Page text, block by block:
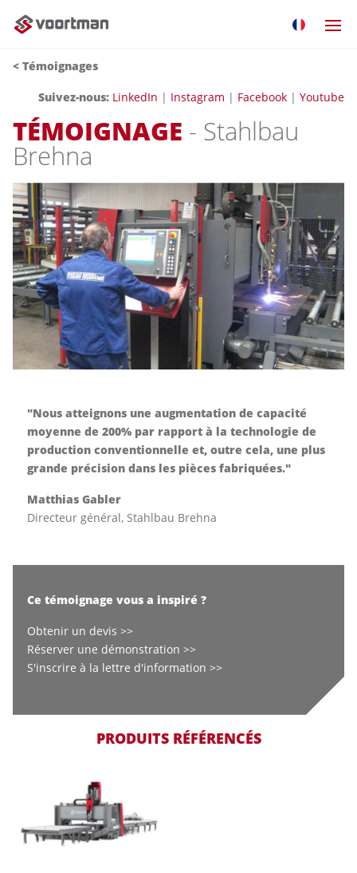
< Témoignages
Suivez-nous: LinkedIn | Instagram | Facebook | Youtube
TÉMOIGNAGE - Stahlbau
Brehna
"Nous atteignons une augmentation de capacité
moyenne de 200% par rapport à la technologie de
production conventionnelle et, outre cela, une plus
grande précision dans les pièces fabriquées."
Matthias Gabler
Directeur général, Stahlbau Brehna
Ce témoignage vous a inspiré ?
Obtenir un devis >>
Réserver une démonstration >>
S'inscrire à la lettre d'information >>
PRODUITS RÉFÉRENCÉS